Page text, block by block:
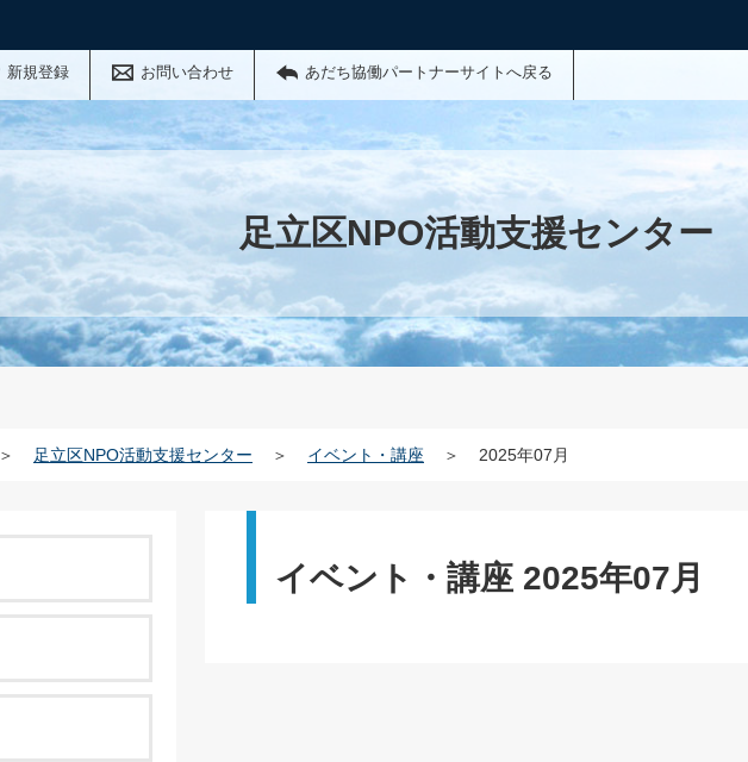
新規登録 お問い合わせ あだち協働パートナーサイトへ戻る
足立区NPO活動支援センター
＞ 足立区NPO活動支援センター ＞ イベント・講座 ＞ 2025年07月
イベント・講座 2025年07月